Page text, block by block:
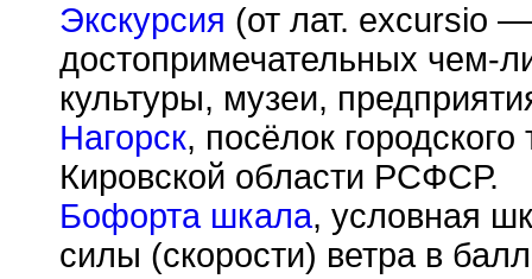
Экскурсия (от лат. excursio
достопримечательных чем-
культуры, музеи,
Нагорск, посёлок
Кировской области РСФСР.
Бофорта шкала, условная
силы (скорости) ветра в